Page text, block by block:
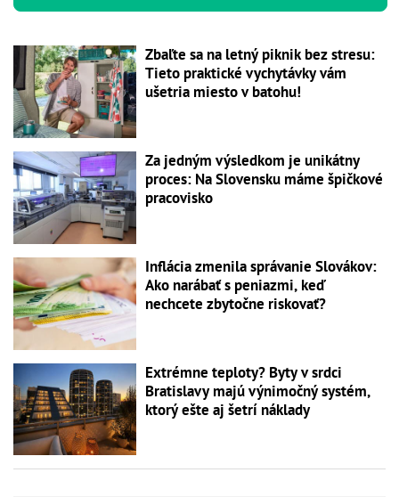
Zbaľte sa na letný piknik bez stresu:
Tieto praktické vychytávky vám
ušetria miesto v batohu!
Za jedným výsledkom je unikátny
proces: Na Slovensku máme špičkové
pracovisko
Inflácia zmenila správanie Slovákov:
Ako narábať s peniazmi, keď
nechcete zbytočne riskovať?
Extrémne teploty? Byty v srdci
Bratislavy majú výnimočný systém,
ktorý ešte aj šetrí náklady